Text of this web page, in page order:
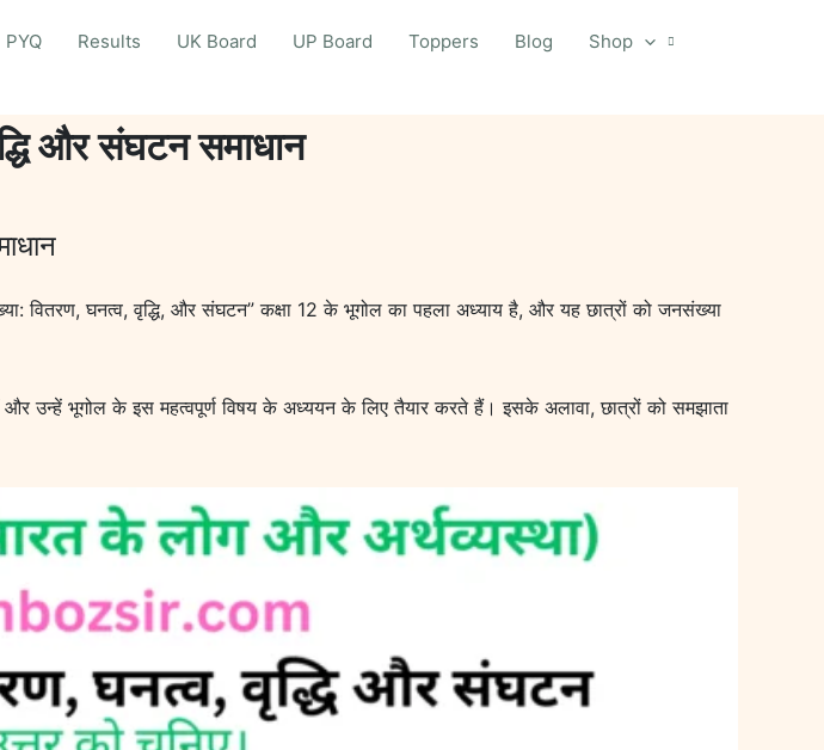
PYQ Results UK Board UP Board Toppers Blog
Shop
और संघटन समाधान
वितरण, घनत्व, वृद्धि, और संघटन” कक्षा 12 के भूगोल का पहला अध्याय है, और यह छात्रों को जनसंख्या
उन्हें भूगोल के इस महत्वपूर्ण विषय के अध्ययन के लिए तैयार करते हैं। इसके अलावा, छात्रों को समझाता